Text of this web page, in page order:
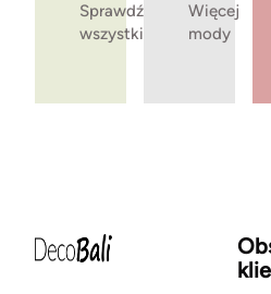
Sprawdź
wszystkie
Więcej
mody